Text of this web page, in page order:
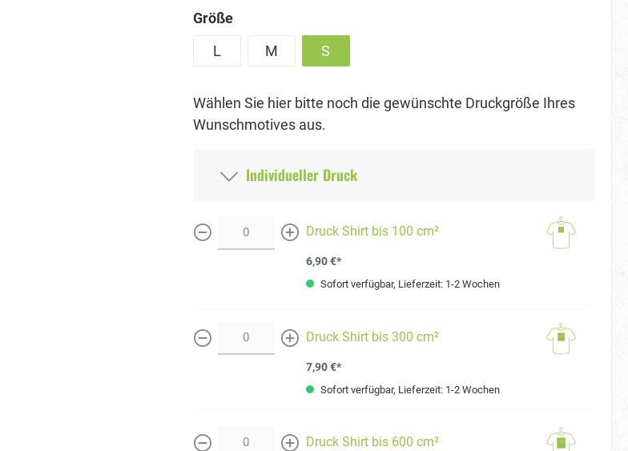
Größe
L
M S
Wählen Sie hier bitte noch die gewünschte Druckgröße Ihres
Wunschmotives aus.
Individueller Druck
weniger mehr
Druck Shirt bis 100 cm²
6,90 €*
Sofort verfügbar, Lieferzeit: 1-2 Wochen
weniger mehr
Druck Shirt bis 300 cm²
7,90 €*
Sofort verfügbar, Lieferzeit: 1-2 Wochen
Druck Shirt bis 600 cm²